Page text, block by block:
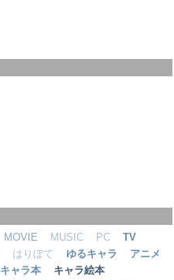
MOVIE MUSIC PC
TV
はりぼて ゆるキャラ
アニメ
キャラ本
キャラ絵本